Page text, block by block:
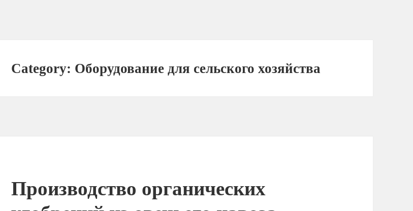
Category: Оборудование для сельского хозяйства
Производство органических